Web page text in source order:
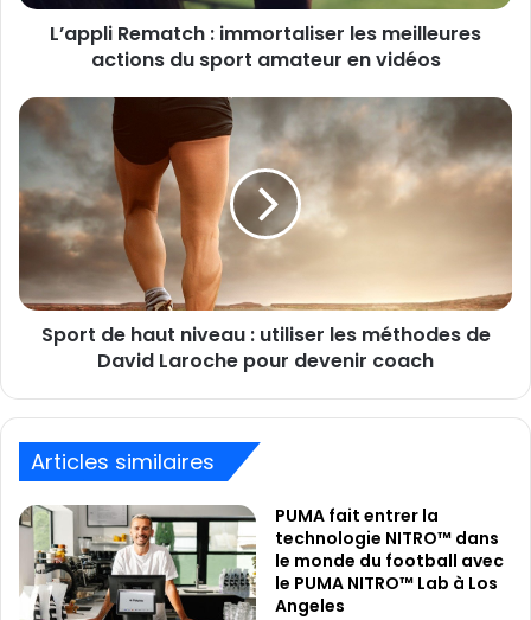
sport
amateurL’appli Rematch : immortaliser les meilleures
actions du sport amateur en vidéos
Sport
de
haut
:
utiliser
méthodes
de
DavidSport de haut niveau : utiliser les méthodes de
David Laroche pour devenir coach
Articles similaires
PUMA fait entrer la
technologie NITRO™ dans
le monde du football avec
le PUMA NITRO™ Lab à Los
Angeles